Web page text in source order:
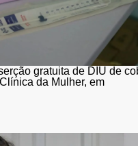
gratuita de DIU de
da Mulher, em